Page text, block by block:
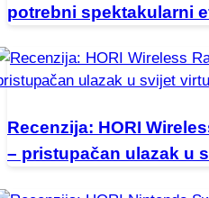
potrebni spektakularni
Recenzija: HORI
– pristupačan ulazak u